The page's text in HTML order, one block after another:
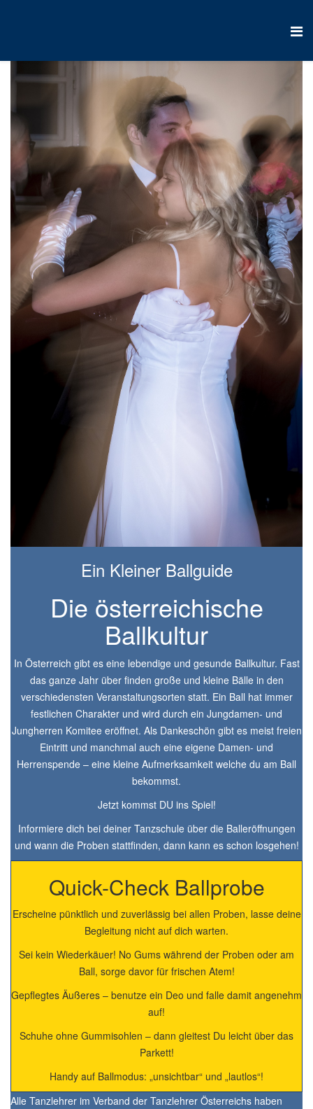
Ein Kleiner Ballguide
Die österreichische
Ballkultur
In Österreich gibt es eine lebendige und gesunde Ballkultur. Fast
das ganze Jahr über finden große und kleine Bälle in den
verschiedensten Veranstaltungsorten statt. Ein Ball hat immer
festlichen Charakter und wird durch ein Jungdamen- und
Jungherren Komitee eröffnet. Als Dankeschön gibt es meist freien
Eintritt und manchmal auch eine eigene Damen- und
Herrenspende – eine kleine Aufmerksamkeit welche du am Ball
bekommst.
Jetzt kommst DU ins Spiel!
Informiere dich bei deiner Tanzschule über die Balleröffnungen
und wann die Proben stattfinden, dann kann es schon losgehen!
Quick-Check Ballprobe
Erscheine pünktlich und zuverlässig bei allen Proben, lasse deine
Begleitung nicht auf dich warten.
Sei kein Wiederkäuer! No Gums während der Proben oder am
Ball, sorge davor für frischen Atem!
Gepflegtes Äußeres – benutze ein Deo und falle damit angenehm
auf!
Schuhe ohne Gummisohlen – dann gleitest Du leicht über das
Parkett!
Handy auf Ballmodus: „unsichtbar“ und „lautlos“!
Alle Tanzlehrer im Verband der Tanzlehrer Österreichs haben